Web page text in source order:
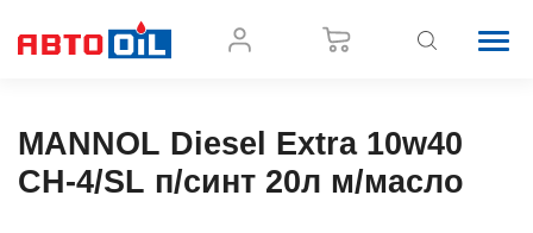
MANNOL Diesel Extra 10w40
CH-4/SL п/синт 20л м/масло